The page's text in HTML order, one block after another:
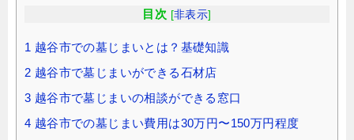
目次 [非表示]
1 越谷市での墓じまいとは？基礎知識
2 越谷市で墓じまいができる石材店
3 越谷市で墓じまいの相談ができる窓口
4 越谷市での墓じまい費用は30万円〜150万円程度